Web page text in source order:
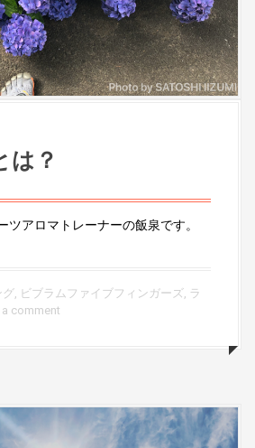
は？
ツアロマトレーナーの飯泉です。
グ ビブラムファイブフィンガーズ ラ
a comment